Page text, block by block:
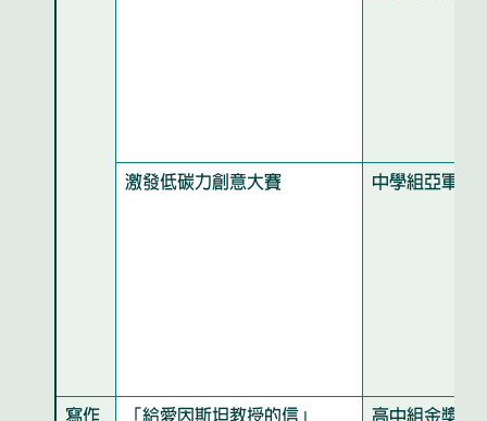
激發低碳力創意大賽 中學組亞軍
寫作
「給愛因斯坦教授的信」
高中組金獎